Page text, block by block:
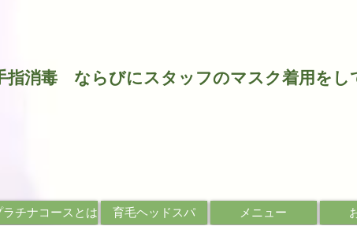
指消毒 ならびにスタッフのマスク着用をし
ラチナコースとは 育毛ヘッドスパ メニュー